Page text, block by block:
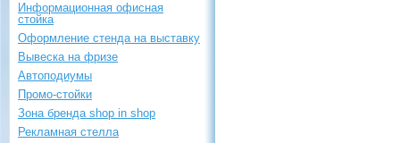
Информационная офисная
стойка
Оформление стенда на выставку
Вывеска на фризе
Автоподиумы
Промо-стойки
Зона бренда shop in shop
Рекламная стелла